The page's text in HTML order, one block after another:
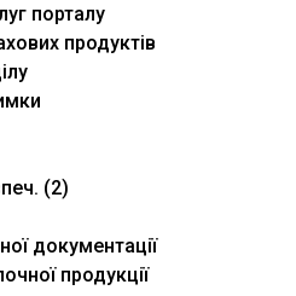
порталу
продуктів
(2)
документації
продукції